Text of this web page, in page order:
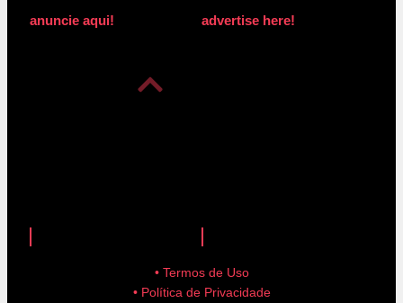
anuncie aqui! advertise here!
• Termos de Uso
• Política de Privacidade